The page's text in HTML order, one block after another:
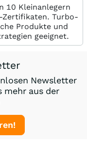
10 Kleinanlegern
Zertifikaten. Turbo-
Produkte und
geeignet.
Newsletter
mehr aus der